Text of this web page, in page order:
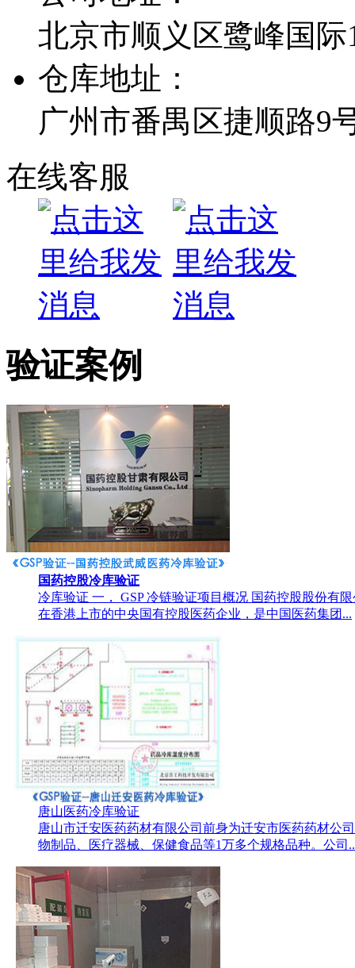
北京市顺义区鹭峰国际
仓库地址：
广州市番禺区捷顺路9
在线客服
验证案例
国药控股冷库验证
冷库验证 一， GSP 冷链验证项目概况 国药控股股份有
在香港上市的中央国有控股医药企业，是中国医药集团...
唐山医药冷库验证
唐山市迁安医药药材有限公司前身为迁安市医药药材公
物制品、医疗器械、保健食品等1万多个规格品种。公司